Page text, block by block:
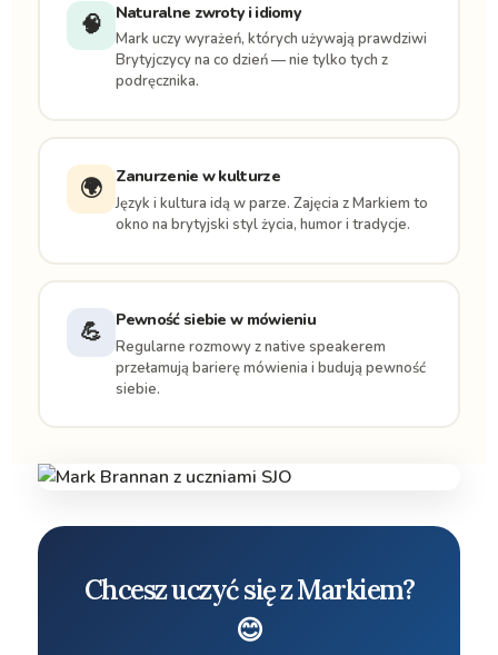
🧠 Naturalne zwroty i idiomy
Mark uczy wyrażeń, których używają prawdziwi
Brytyjczycy na co dzień — nie tylko tych z
podręcznika.
🌍 Zanurzenie w kulturze
Język i kultura idą w parze. Zajęcia z Markiem to
okno na brytyjski styl życia, humor i tradycje.
💪 Pewność siebie w mówieniu
Regularne rozmowy z native speakerem
przełamują barierę mówienia i budują pewność
siebie.
Chcesz uczyć się z Markiem?
😊